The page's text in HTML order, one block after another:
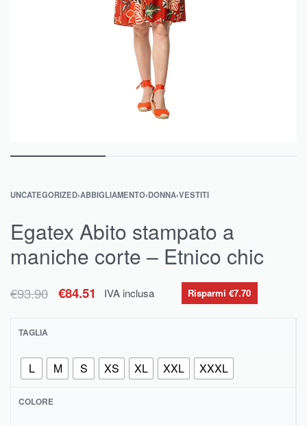
UNCATEGORIZED›ABBIGLIAMENTO›DONNA›VESTITI
Egatex Abito stampato a
maniche corte – Etnico chic
€93.90 €84.51 IVA inclusa Risparmi €7.70
TAGLIA
L M S XS XL XXL XXXL
COLORE